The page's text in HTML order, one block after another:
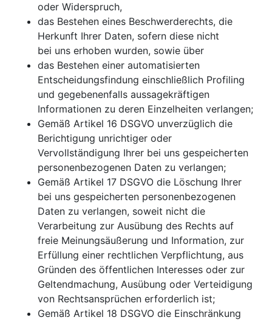
oder Widerspruch,
das Bestehen eines Beschwerderechts, die
Herkunft Ihrer Daten, sofern diese nicht
bei uns erhoben wurden, sowie über
das Bestehen einer automatisierten
Entscheidungsfindung einschließlich Profiling
und gegebenenfalls aussagekräftigen
Informationen zu deren Einzelheiten verlangen;
Gemäß Artikel 16 DSGVO unverzüglich die
Berichtigung unrichtiger oder
Vervollständigung Ihrer bei uns gespeicherten
personenbezogenen Daten zu verlangen;
Gemäß Artikel 17 DSGVO die Löschung Ihrer
bei uns gespeicherten personenbezogenen
Daten zu verlangen, soweit nicht die
Verarbeitung zur Ausübung des Rechts auf
freie Meinungsäußerung und Information, zur
Erfüllung einer rechtlichen Verpflichtung, aus
Gründen des öffentlichen Interesses oder zur
Geltendmachung, Ausübung oder Verteidigung
von Rechtsansprüchen erforderlich ist;
Gemäß Artikel 18 DSGVO die Einschränkung